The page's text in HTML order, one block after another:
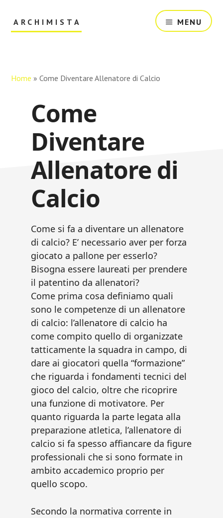
main
primaryARCHIMISTA
Online
MENU
Home »Come Diventare Allenatore di Calcio
Come
Diventare
Allenatore di
Calcio
Come si fa a diventare un allenatore
di calcio? E’ necessario aver per forza
giocato a pallone per esserlo?
Bisogna essere laureati per prendere
il patentino da allenatori?
Come prima cosa definiamo quali
sono le competenze di un allenatore
di calcio: l’allenatore di calcio ha
come compito quello di organizzate
tatticamente la squadra in campo, di
dare ai giocatori quella “formazione”
che riguarda i fondamenti tecnici del
gioco del calcio, oltre che ricoprire
una funzione di motivatore. Per
quanto riguarda la parte legata alla
preparazione atletica, l’allenatore di
calcio si fa spesso affiancare da figure
professionali che si sono formate in
ambito accademico proprio per
quello scopo.
Secondo la normativa corrente in